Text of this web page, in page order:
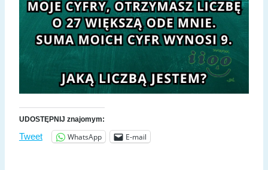
UDOSTĘPNIJ znajomym:
Tweet WhatsApp E-mail